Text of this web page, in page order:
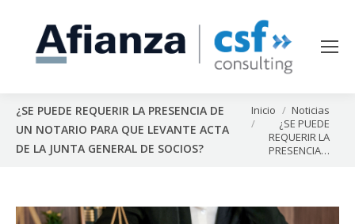
¿SE PUEDE REQUERIR LA PRESENCIA DE
UN NOTARIO PARA QUE LEVANTE ACTA
DE LA JUNTA GENERAL DE SOCIOS?
Estás aquí:
Inicio
Noticias
¿SE PUEDE
REQUERIR LA
PRESENCIA…